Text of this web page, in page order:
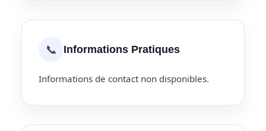
📞 Informations Pratiques
Informations de contact non disponibles.